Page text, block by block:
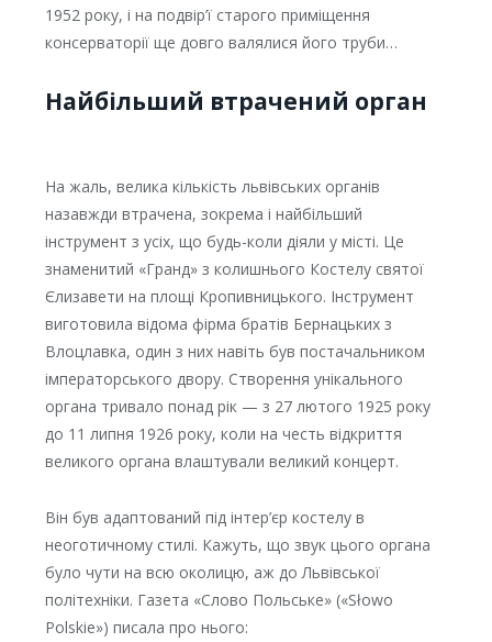
1952 року, і на подвір’ї старого приміщення
консерваторії ще довго валялися його труби…
Найбільший втрачений орган
На жаль, велика кількість львівських органів
назавжди втрачена, зокрема і найбільший
інструмент з усіх, що будь-коли діяли у місті. Це
знаменитий «Гранд» з колишнього Костелу святої
Єлизавети на площі Кропивницького. Інструмент
виготовила відома фірма братів Бернацьких з
Влоцлавка, один з них навіть був постачальником
імператорського двору. Створення унікального
органа тривало понад рік — з 27 лютого 1925 року
до 11 липня 1926 року, коли на честь відкриття
великого органа влаштували великий концерт.
Він був адаптований під інтер’єр костелу в
неоготичному стилі. Кажуть, що звук цього органа
було чути на всю околицю, аж до Львівської
політехніки. Газета «Слово Польське» («Słowo
Polskie») писала про нього: